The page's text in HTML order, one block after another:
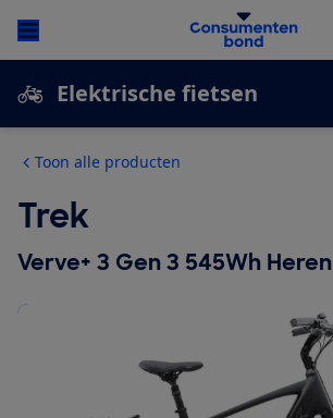
Elektrische fietsen
Toon alle producten
Trek
Verve+ 3 Gen 3 545Wh Heren